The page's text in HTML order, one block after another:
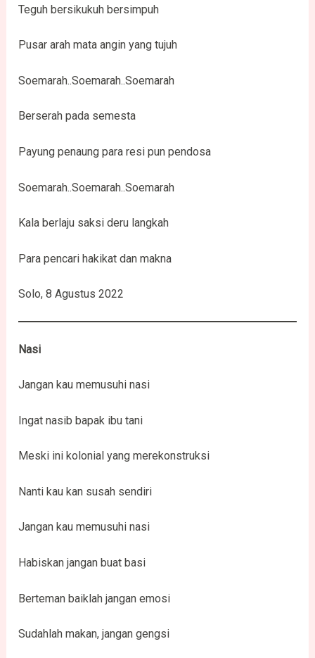
Teguh bersikukuh bersimpuh
Pusar arah mata angin yang tujuh
Soemarah..Soemarah..Soemarah
Berserah pada semesta
Payung penaung para resi pun pendosa
Soemarah..Soemarah..Soemarah
Kala berlaju saksi deru langkah
Para pencari hakikat dan makna
Solo, 8 Agustus 2022
Nasi
Jangan kau memusuhi nasi
Ingat nasib bapak ibu tani
Meski ini kolonial yang merekonstruksi
Nanti kau kan susah sendiri
Jangan kau memusuhi nasi
Habiskan jangan buat basi
Berteman baiklah jangan emosi
Sudahlah makan, jangan gengsi